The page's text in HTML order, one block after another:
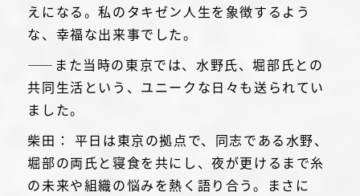
えになる。私のタキゼン人生を象徴するよう
な、幸福な出来事でした。
――また当時の東京では、水野氏、堀部氏との
共同生活という、ユニークな日々も送られてい
ました。
柴田： 平日は東京の拠点で、同志である水野、
堀部の両氏と寝食を共にし、夜が更けるまで糸
の未来や組織の悩みを熱く語り合う。まさに